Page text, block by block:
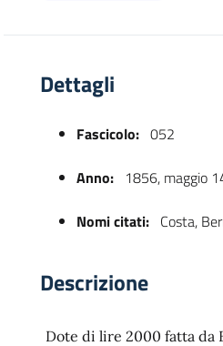
Dettagli
Fascicolo: 052
Anno: 1856, maggio
Nomi citati: Costa,
Descrizione
Dote di lire 2000 fatta da